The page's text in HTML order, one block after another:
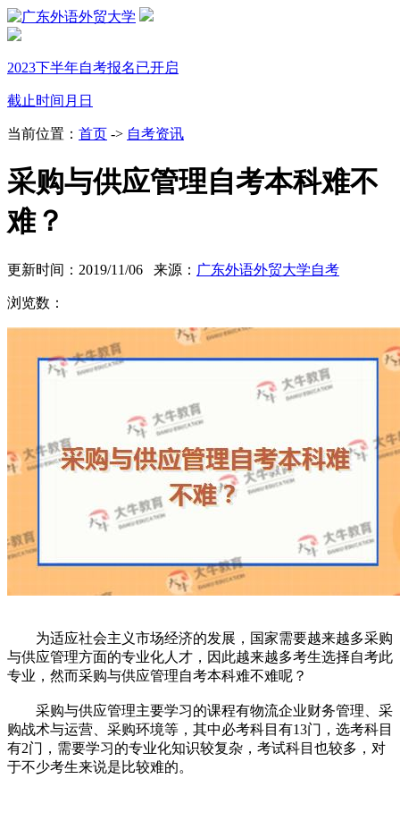
2023下半年自考报名已开启
截止时间 月 日
当前位置： 首页 -> 自考资讯
采购与供应管理自考本科难不
难？
更新时间：2019/11/06 来源： 广东外语外贸大学自考
浏览数：
为适应社会主义市场经济的发展，国家需要越来越多采购
与供应管理方面的专业化人才，因此越来越多考生选择自考此
专业，然而采购与供应管理自考本科难不难呢？
采购与供应管理主要学习的课程有物流企业财务管理、采
购战术与运营、采购环境等，其中必考科目有13门，选考科目
有2门，需要学习的专业化知识较复杂，考试科目也较多，对
于不少考生来说是比较难的。